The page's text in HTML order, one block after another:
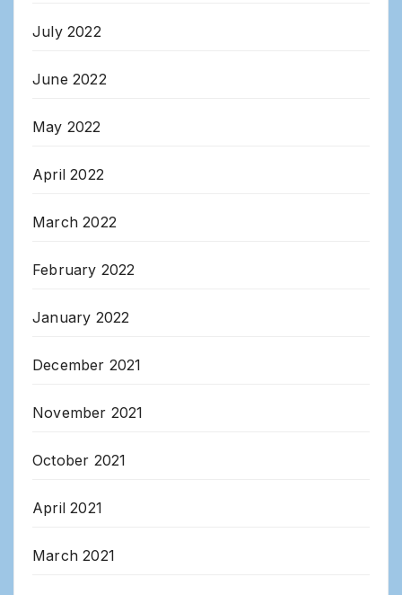
July 2022
June 2022
May 2022
April 2022
March 2022
February 2022
January 2022
December 2021
November 2021
October 2021
April 2021
March 2021